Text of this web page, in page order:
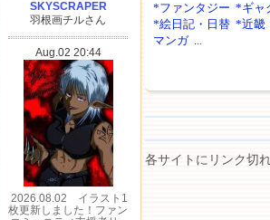
*ファンタジー *ギャ
*絵日記・日替 *近畿
マンガ ...
各サイトにリンク切